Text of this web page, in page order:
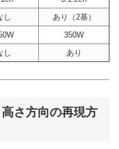
し
あり（2基）
350W
し あり
さ方向の再現方